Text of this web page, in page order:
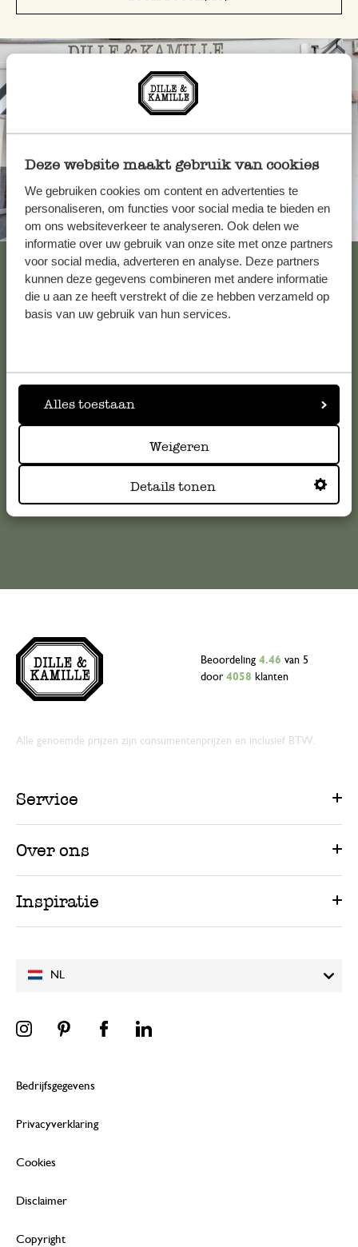
Deze website maakt gebruik van cookies
We gebruiken cookies om content en advertenties te
personaliseren, om functies voor social media te bieden en
om ons websiteverkeer te analyseren. Ook delen we
informatie over uw gebruik van onze site met onze partners
voor social media, adverteren en analyse. Deze partners
kunnen deze gegevens combineren met andere informatie
die u aan ze heeft verstrekt of die ze hebben verzameld op
basis van uw gebruik van hun services.
Alles toestaan
Weigeren
Details tonen
Altijd in de buurt
Bekijk alle 62 winkels
Voor vragen, tips of hulp kun je contact opnemen met onze
klantenservice. Of bekijk hier het antwoord op de
meestgestelde vragen.
klantenservice@dille-kamille.com
Online Klantenservice
NL
Beoordeling 4.46 van 5
door 4058 klanten
Alle genoemde prijzen zijn consumentenprijzen en inclusief BTW.
Service
Over ons
Inspiratie
Bedrijfsgegevens
Privacyverklaring
Cookies
Disclaimer
Copyright